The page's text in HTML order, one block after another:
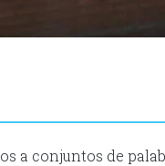
a conjuntos de